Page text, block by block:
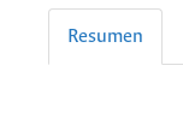
Resumen